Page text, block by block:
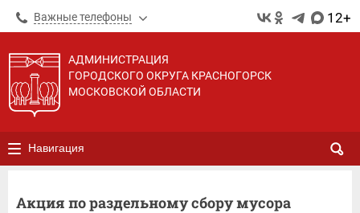
Важные телефоны 12+
АДМИНИСТРАЦИЯ
ГОРОДСКОГО ОКРУГА КРАСНОГОРСК
МОСКОВСКОЙ ОБЛАСТИ
Навигация
Акция по раздельному сбору мусора